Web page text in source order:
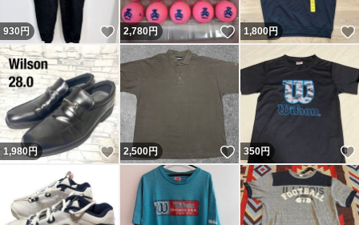
930 円 いいね！
2,780円 いいね！
1,800円
1,980円 いいね！
2,500円 いいね！
350円